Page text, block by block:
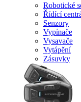
Robotické
Řídící
Senzory
Vypínače
Vysavače
Vytápění
Zásuvky